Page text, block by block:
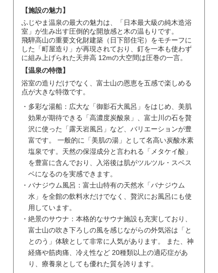
【施設の魅力】
ふじやま温泉の最大の魅力は、「日本最大級の純木造浴
室」が生み出す圧倒的な開放感と木の温もりです。
飛騨高山の重要文化財建築（日下部住宅）をモチーフに
した「町屋造り」が再現されており、釘を一本も使わず
に組み上げられた天井高 12mの大空間は圧巻の一言。
【温泉の特徴】
浴室の造りだけでなく、富士山の恩恵を五感で楽しめる
点が大きな特徴です。
多彩な湯船：広大な「御影石大風呂」をはじめ、美肌
効果が期待できる「高濃度炭酸泉」、富士川の石を贅
沢に使った「露天岩風呂」など、バリエーションが豊
富です。 一般的に「美肌の湯」として名高い炭酸水素
塩泉です。天然の保湿成分と言われる「メタケイ酸」
を豊富に含んでおり、入浴後は肌がツルツル・スベス
ベになるのを実感できます。
バナジウム風呂：富士山特有の天然水「バナジウム
水」を全館の飲料水だけでなく、贅沢にお風呂にも使
用しています。
絶景のサウナ：本格的なサウナ施設も充実しており、
富士山の吹き下ろしの風を感じながらの外気浴は「と
とのう」体験として非常に人気があります。 また、神
経痛や筋肉痛、冷え性など 20種類以上の適応症があ
り、療養泉としても優れた質を誇ります。